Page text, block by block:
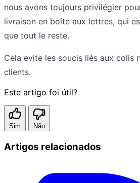
nous avons toujours privilégier
livraison en boîte aux lettres, qui
que tout le reste.
Cela evite les soucis liés aux colis
clients.
Este artigo foi útil?
Sim Não
Artigos relacionados